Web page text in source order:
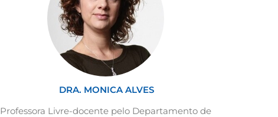
DRA. MONICA ALVES
Professora Livre-docente pelo Departamento de